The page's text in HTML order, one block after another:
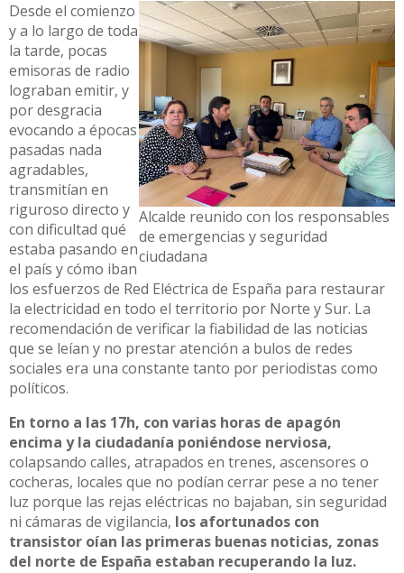
Alcalde reunido con los responsables
de emergencias y seguridad
ciudadana
Desde el comienzo
y a lo largo de toda
la tarde, pocas
emisoras de radio
lograban emitir, y
por desgracia
evocando a épocas
pasadas nada
agradables,
transmitían en
riguroso directo y
con dificultad qué
estaba pasando en
el país y cómo iban
los esfuerzos de Red Eléctrica de España para restaurar
la electricidad en todo el territorio por Norte y Sur. La
recomendación de verificar la fiabilidad de las noticias
que se leían y no prestar atención a bulos de redes
sociales era una constante tanto por periodistas como
políticos.
En torno a las 17h, con varias horas de apagón
encima y la ciudadanía poniéndose nerviosa,
colapsando calles, atrapados en trenes, ascensores o
cocheras, locales que no podían cerrar pese a no tener
luz porque las rejas eléctricas no bajaban, sin seguridad
ni cámaras de vigilancia, los afortunados con
transistor oían las primeras buenas noticias, zonas
del norte de España estaban recuperando la luz.